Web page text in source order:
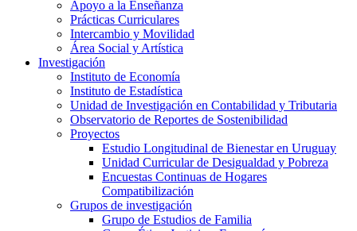
Apoyo a la Enseñanza
Prácticas Curriculares
Intercambio y Movilidad
Área Social y Artística
Investigación
Instituto de Economía
Instituto de Estadística
Unidad de Investigación en Contabilidad y Tributaria
Observatorio de Reportes de Sostenibilidad
Proyectos
Estudio Longitudinal de Bienestar en Uruguay
Unidad Curricular de Desigualdad y Pobreza
Encuestas Continuas de Hogares
Compatibilización
Grupos de investigación
Grupo de Estudios de Familia